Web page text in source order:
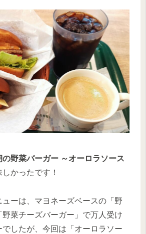
の野菜バーガー ～オーロラソース
かったです！
ューは、マヨネーズベースの「野
菜チーズバーガー」で万人受け
でしたが、今回は「オーロラソー